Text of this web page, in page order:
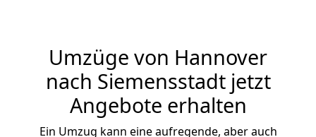
Umzüge von Hannover
nach Siemensstadt jetzt
Angebote erhalten
Ein Umzug kann eine aufregende, aber auch